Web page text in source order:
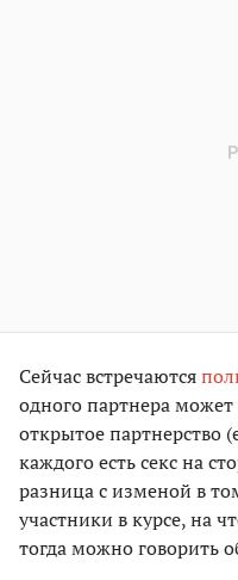
Сейчас встречаются
одного партнера
открытое партнерство
каждого есть секс на
разница с изменой в
участники в курсе, на
тогда можно говорить